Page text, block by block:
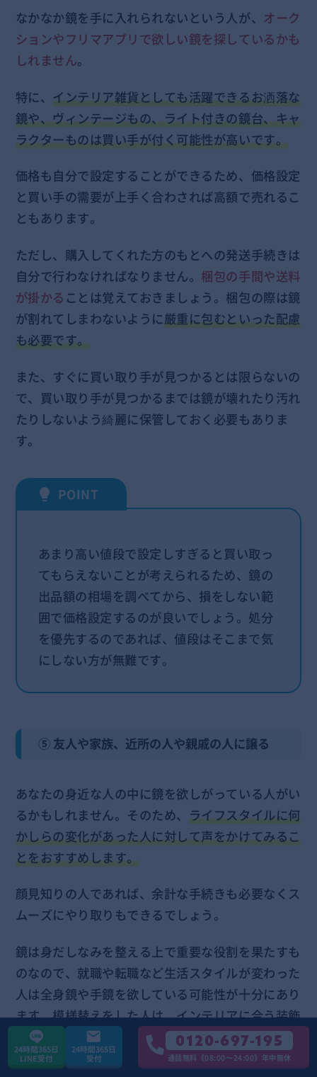
なかなか鏡を手に入れられないという人が、 オーク
ションやフリマアプリで欲しい鏡を探しているかも
しれません。
特に、インテリア雑貨としても活躍できるお洒落な
鏡や、ヴィンテージもの、ライト付きの鏡台、キャ
ラクターものは買い手が付く可能性が高いです。
価格も自分で設定することができるため、価格設定
と買い手の需要が上手く合わされば高額で売れるこ
ともあります。
ただし、購入してくれた方のもとへの発送手続きは
自分で行わなければなりません。 梱包の手間や送料
が掛かる ことは覚えておきましょう。梱包の際は鏡
が割れてしまわないように厳重に包むといった配慮
も必要です。
また、すぐに買い取り手が見つかるとは限らないの
で、買い取り手が見つかるまでは鏡が壊れたり汚れ
たりしないよう綺麗に保管しておく必要もありま
す。
あまり高い値段で設定しすぎると買い取っ
てもらえないことが考えられるため、鏡の
出品額の相場を調べてから、損をしない範
囲で価格設定するのが良いでしょう。処分
を優先するのであれば、値段はそこまで気
にしない方が無難です。
⑤ 友人や家族、近所の人や親戚の人に譲る
あなたの身近な人の中に鏡を欲しがっている人がい
るかもしれません。そのため、 ライフスタイルに何
かしらの変化があった人に対して声をかけてみるこ
とをおすすめします。
顔見知りの人であれば、余計な手続きも必要なくス
ムーズにやり取りもできるでしょう。
鏡は身だしなみを整える上で重要な役割を果たすも
のなので、就職や転職など生活スタイルが変わった
人は全身鏡や手鏡を欲している可能性が十分にあり
ます。模様替えをした人は、インテリアに合う装飾
が施された鏡を探しているかもしれません。
何より、長年自分が愛用したものを捨てることなく
24時間365日
LINE受付
24時間365日
受付
0120-697-195
通話無料《08:00〜24:00》年中無休